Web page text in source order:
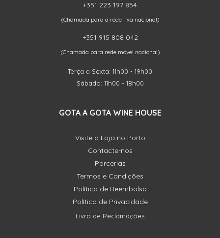
+351 223 197 854
(Chamada para a rede fixa nacional)
+351 915 808 042
(Chamada para rede móvel nacional)
Terça a Sexta: 11h00 - 19h00
Sábado: 11h00 - 18h00
GOTA A GOTA WINE HOUSE
Visite a Loja no Porto
Contacte-nos
Parcerias
Termos e Condições
Política de Reembolso
Política de Privacidade
Livro de Reclamações